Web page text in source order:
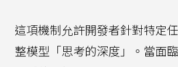
這項機制允許開發者針對特定
整模型「思考的深度」。當面